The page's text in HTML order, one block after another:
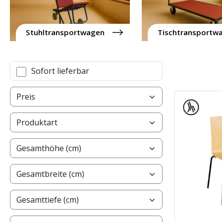
Stuhltransportwagen
Sofort lieferbar
Preis
Produktart
Gesamthöhe (cm)
Gesamtbreite (cm)
Gesamttiefe (cm)